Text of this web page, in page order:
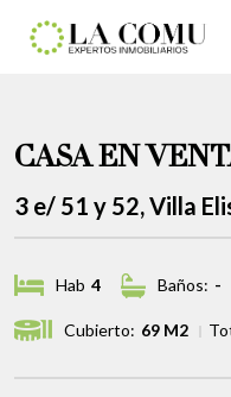
CASA EN
3 e/ 51 y 52, Villa
Hab 4 Baños: -
Cubierto: 69 M2